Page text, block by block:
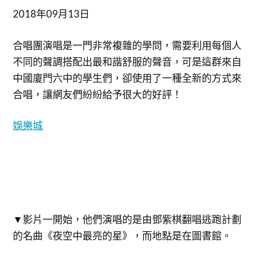
2018年09月13日
合唱團演唱是一門非常複雜的學問，需要利用每個人
不同的聲調搭配出最和諧舒服的聲音，可是這群來自
中國廈門六中的學生們，卻使用了一種全新的方式來
合唱，讓網友們紛紛給予很大的好評！
娛樂城
▼影片一開始，他們演唱的是由鄧紫棋翻唱逃跑計劃
的名曲《夜空中最亮的星》，而地點是在圖書館。